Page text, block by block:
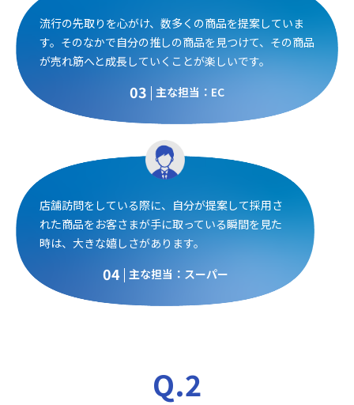
流行の先取りを心がけ、数多くの商品を提案していま
す。そのなかで自分の推しの商品を見つけて、その商品
が売れ筋へと成長していくことが楽しいです。
03 主な担当：EC
店舗訪問をしている際に、自分が提案して採用さ
れた商品をお客さまが手に取っている瞬間を見た
時は、大きな嬉しさがあります。
04 主な担当：スーパー
Q.2